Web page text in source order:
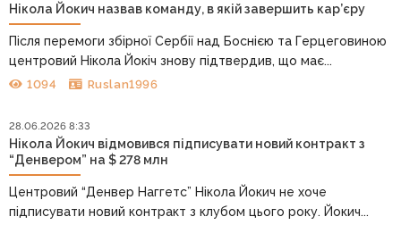
Нікола Йокич назвав команду, в якій завершить кар’єру
Після перемоги збірної Сербії над Боснією та Герцеговиною
центровий Нікола Йокіч знову підтвердив, що має...
1094 Ruslan1996
28.06.2026 8:33
Нікола Йокич відмовився підписувати новий контракт з
“Денвером” на $ 278 млн
Центровий “Денвер Наггетс” Нікола Йокич не хоче
підписувати новий контракт з клубом цього року. Йокич...